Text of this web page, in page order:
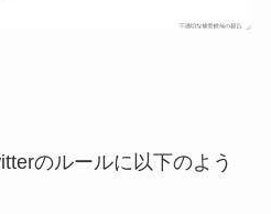
のルールに以下のよう